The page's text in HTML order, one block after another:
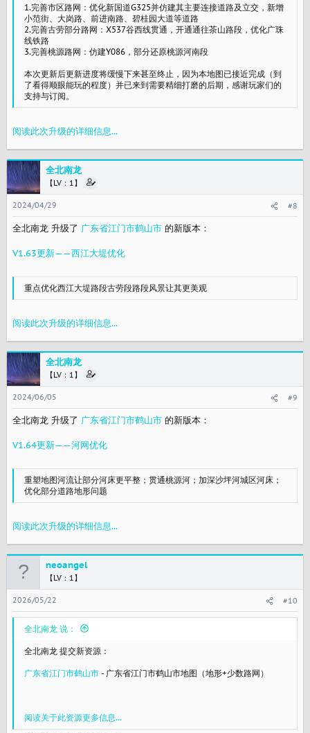
1.完善市区路网：优化新国道G325并仿建其主要连接道路及立交，新增
小范街、大岗路、前进南路、碧桂园大道等道路
2.完善古劳部分路网：X537谷西线贯通，开通通往茶山路段，优化广珠
线铁路
3.完善桃源路网：仿建Y086，部分还原桃源河南段
本次更新后更新进度将缓慢下来甚至终止，因为本地图已接近完成（到
了看得顺眼能玩的程度）并已来到需要精细打磨的后期，感谢玩家们的
支持与订阅。
阅读此次升级的详细信息...
全北南龙
【LV：1】
2024/04/29 #8
全北南龙 升级了 广东省江门市鹤山市 的新版本：
V1.63更新——西江大堤优化
重点优化西江大堤路段古劳段路段风景让其更美观
阅读此次升级的详细信息...
全北南龙
【LV：1】
2024/06/05 #9
全北南龙 升级了 广东省江门市鹤山市 的新版本：
V1.64更新——河网优化
重塑地图河流让部分河床更平整；贯通桃源河；加深沙坪河城区河床；
优化部分道路地形问题
阅读此次升级的详细信息...
neoangel
【LV：1】
2026/05/22 #10
全北南龙 说：
全北南龙 提交新资源：
广东省江门市鹤山市 - 广东省江门市鹤山市地图（地形+少数路网）
阅读关于此资源更多信息...